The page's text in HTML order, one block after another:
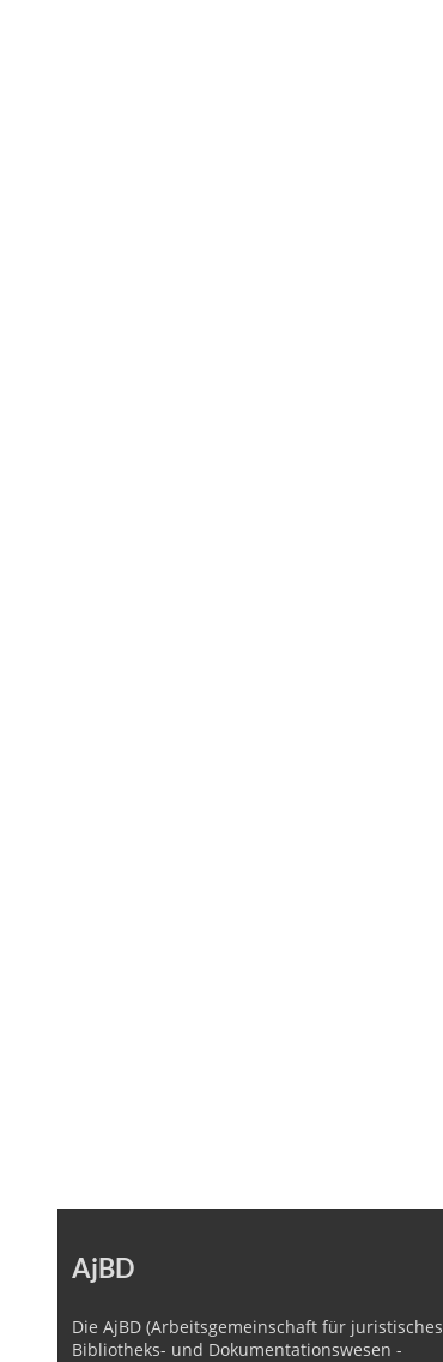
AjBD
Die AjBD (Arbeitsgemeinschaft für juristisches
Bibliotheks- und Dokumentationswesen -